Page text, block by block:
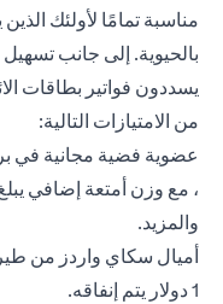
مناسبة تمامًا لأولئك
بالحيوية. إلى جانب
يسددون فواتير بطاقات
من الامتيازات التالية:
عضوية فضية مجانية في
والمزيد.
1 دولار يتم إنفاقه.